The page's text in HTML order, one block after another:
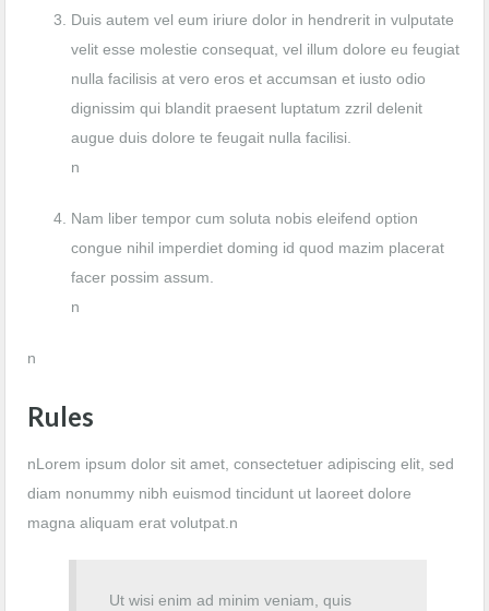
Duis autem vel eum iriure dolor in hendrerit in vulputate
velit esse molestie consequat, vel illum dolore eu feugiat
nulla facilisis at vero eros et accumsan et iusto odio
dignissim qui blandit praesent luptatum zzril delenit
augue duis dolore te feugait nulla facilisi.
n
Nam liber tempor cum soluta nobis eleifend option
congue nihil imperdiet doming id quod mazim placerat
facer possim assum.
n
n
Rules
nLorem ipsum dolor sit amet, consectetuer adipiscing elit, sed
diam nonummy nibh euismod tincidunt ut laoreet dolore
magna aliquam erat volutpat.n
Ut wisi enim ad minim veniam, quis